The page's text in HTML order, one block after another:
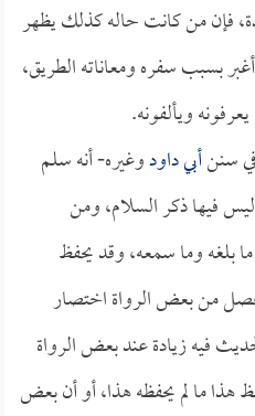
فإن من كانت حاله كذلك يظهر
بسبب سفره ومعاناته الطريق،
ويألفونه.
سننأبي داودوغيره- أنه سلم
ليس فيها ذكر السلام، ومن
بلغه وما سمعه، وقد يحفظ
من بعض الرواة اختصار
فيه زيادة عند بعض الرواة
ما لم يحفظه هذا، أو أن بعض